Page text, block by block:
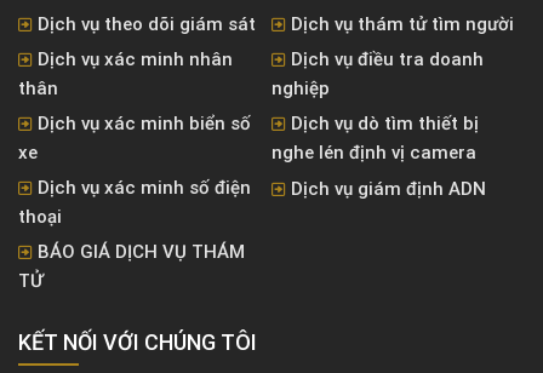
Dịch vụ theo dõi giám sát
Dịch vụ thám tử tìm người
Dịch vụ xác minh nhân
thân
Dịch vụ điều tra doanh
nghiệp
Dịch vụ xác minh biển số
xe
Dịch vụ dò tìm thiết bị
nghe lén định vị camera
Dịch vụ xác minh số điện
thoại
Dịch vụ giám định ADN
BÁO GIÁ DỊCH VỤ THÁM
TỬ
KẾT NỐI VỚI CHÚNG TÔI